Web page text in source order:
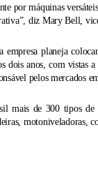
por máquinas
diz Mary Bell,
empresa planeja
dois anos, com vistas
pelos mercados
mais de 300 tipos de
motoniveladoras,